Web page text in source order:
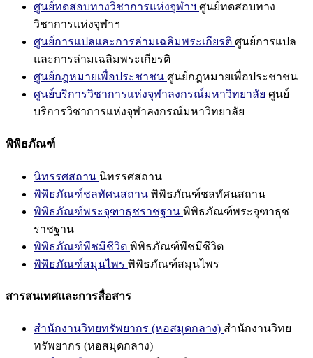
ศูนย์ทดสอบทางวิชาการแห่งจุฬาฯ ศูนย์ทดสอบทาง
วิชาการแห่งจุฬาฯ
ศูนย์การแปลและการล่ามเฉลิมพระเกียรติ ศูนย์การแปล
และการล่ามเฉลิมพระเกียรติ
ศูนย์กฎหมายเพื่อประชาชน ศูนย์กฎหมายเพื่อประชาชน
ศูนย์บริการวิชาการแห่งจุฬาลงกรณ์มหาวิทยาลัย ศูนย์
บริการวิชาการแห่งจุฬาลงกรณ์มหาวิทยาลัย
พิพิธภัณฑ์
นิทรรศสถาน นิทรรศสถาน
พิพิธภัณฑ์ชลทัศนสถาน พิพิธภัณฑ์ชลทัศนสถาน
พิพิธภัณฑ์พระจุฑาธุชราชฐาน พิพิธภัณฑ์พระจุฑาธุช
ราชฐาน
พิพิธภัณฑ์พืชมีชีวิต พิพิธภัณฑ์พืชมีชีวิต
พิพิธภัณฑ์สมุนไพร พิพิธภัณฑ์สมุนไพร
สารสนเทศและการสื่อสาร
สำนักงานวิทยทรัพยากร (หอสมุดกลาง) สำนักงานวิทย
ทรัพยากร (หอสมุดกลาง)